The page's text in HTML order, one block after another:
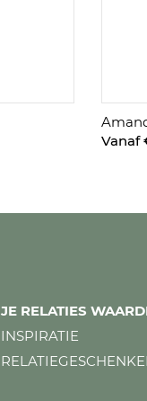
Vanaf
JE RELATIES
INSPIRATIE